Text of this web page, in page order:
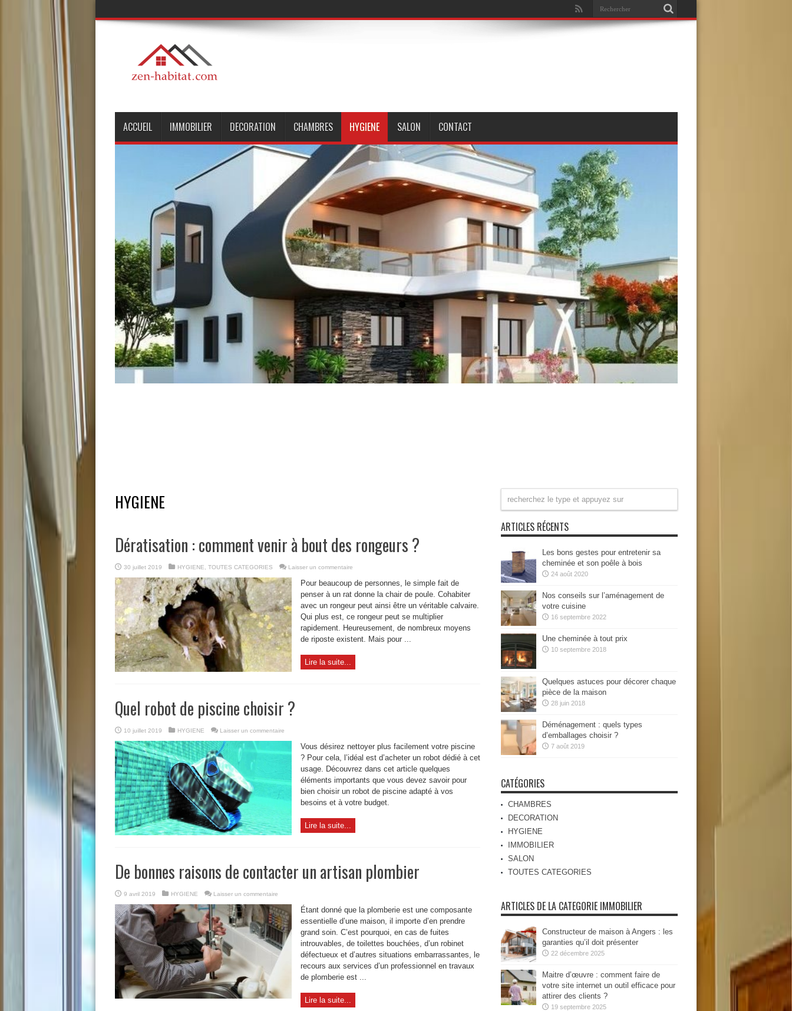
ACCUEIL IMMOBILIER DECORATION CHAMBRES HYGIENE SALON CONTACT
HYGIENE
Dératisation : comment venir à bout des rongeurs ?
30 juillet 2019 HYGIENE TOUTES CATEGORIES Laisser un commentaire
Pour beaucoup de personnes, le simple fait de
penser à un rat donne la chair de poule. Cohabiter
avec un rongeur peut ainsi être un véritable calvaire.
Qui plus est, ce rongeur peut se multiplier
rapidement. Heureusement, de nombreux moyens
de riposte existent. Mais pour ...
Lire la suite...
Quel robot de piscine choisir ?
10 juillet 2019 HYGIENE Laisser un commentaire
Vous désirez nettoyer plus facilement votre piscine
? Pour cela, l’idéal est d’acheter un robot dédié à cet
usage. Découvrez dans cet article quelques
éléments importants que vous devez savoir pour
bien choisir un robot de piscine adapté à vos
besoins et à votre budget.
Lire la suite...
De bonnes raisons de contacter un artisan plombier
9 avril 2019 HYGIENE Laisser un commentaire
Étant donné que la plomberie est une composante
essentielle d’une maison, il importe d’en prendre
grand soin. C’est pourquoi, en cas de fuites
introuvables, de toilettes bouchées, d’un robinet
défectueux et d’autres situations embarrassantes, le
recours aux services d’un professionnel en travaux
de plomberie est ...
Lire la suite...
ARTICLES RÉCENTS
Les bons gestes pour entretenir sa
cheminée et son poêle à bois
24 août 2020
Nos conseils sur l’aménagement de
votre cuisine
16 septembre 2022
Une cheminée à tout prix
10 septembre 2018
Quelques astuces pour décorer chaque
pièce de la maison
28 juin 2018
Déménagement : quels types
d’emballages choisir ?
7 août 2019
CATÉGORIES
CHAMBRES
DECORATION
HYGIENE
IMMOBILIER
SALON
TOUTES CATEGORIES
ARTICLES DE LA CATEGORIE IMMOBILIER
Constructeur de maison à Angers : les
garanties qu’il doit présenter
22 décembre 2025
Maitre d’œuvre : comment faire de
votre site internet un outil efficace pour
attirer des clients ?
19 septembre 2025